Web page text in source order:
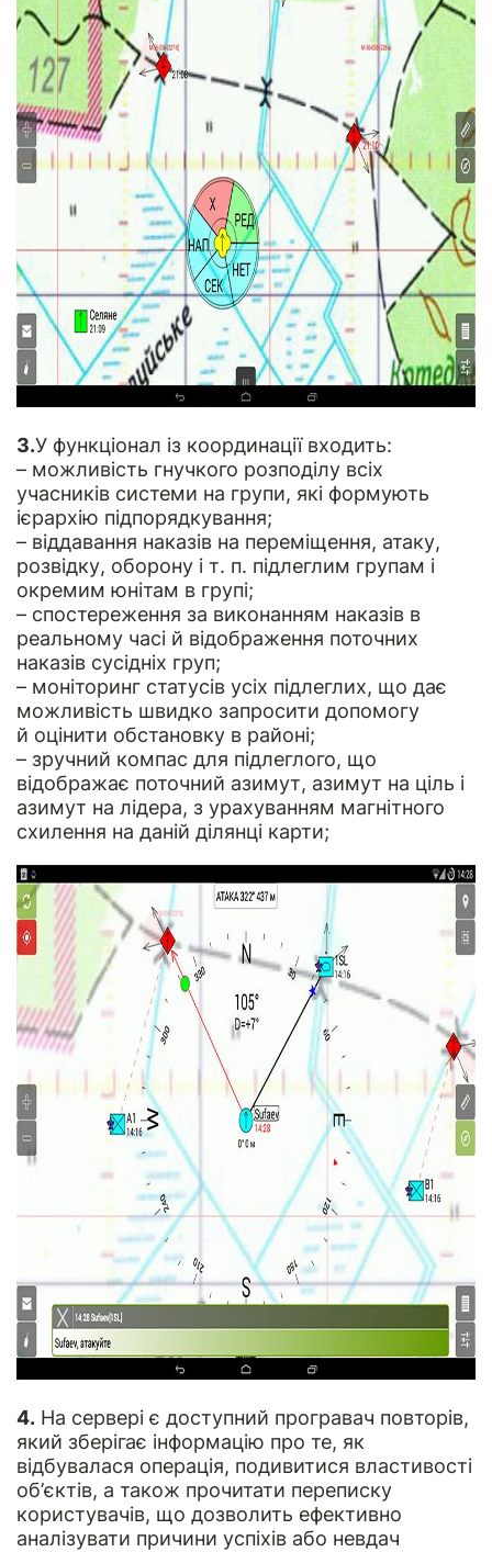
3.У функціонал із координації входить:
– можливість гнучкого розподілу всіх
учасників системи на групи, які формують
ієрархію підпорядкування;
– віддавання наказів на переміщення, атаку,
розвідку, оборону і т. п. підлеглим групам і
окремим юнітам в групі;
– спостереження за виконанням наказів в
реальному часі й відображення поточних
наказів сусідніх груп;
– моніторинг статусів усіх підлеглих, що дає
можливість швидко запросити допомогу
й оцінити обстановку в районі;
– зручний компас для підлеглого, що
відображає поточний азимут, азимут на ціль і
азимут на лідера, з урахуванням магнітного
схилення на даній ділянці карти;
4. На сервері є доступний програвач повторів,
який зберігає інформацію про те, як
відбувалася операція, подивитися властивості
об’єктів, а також прочитати переписку
користувачів, що дозволить ефективно
аналізувати причини успіхів або невдач